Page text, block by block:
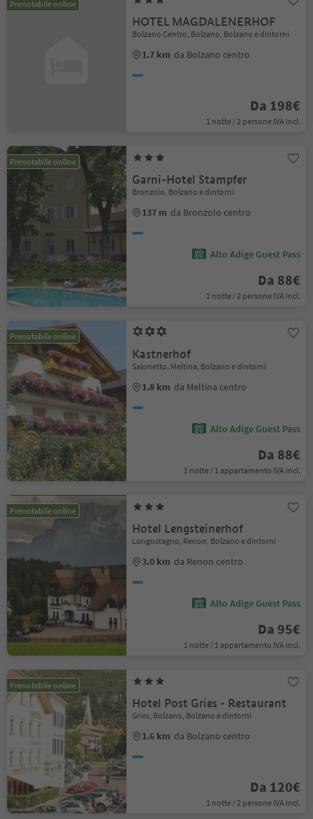
Prenotabile online
HOTEL MAGDALENERHOF
Bolzano Centro, Bolzano, Bolzano e dintorni
1.7 km da Bolzano centro
Da 198€
1 notte / 2 persone IVA incl.
Prenotabile online
Garni-Hotel Stampfer
Bronzolo, Bolzano e dintorni
137 m da Bronzolo centro
Alto Adige Guest Pass
Da 88€
1 notte / 2 persone IVA incl.
Prenotabile online
Kastnerhof
Salonetto, Meltina, Bolzano e dintorni
1.8 km da Meltina centro
Alto Adige Guest Pass
Da 88€
1 notte / 1 appartamento IVA incl.
Prenotabile online
Hotel Lengsteinerhof
Longostagno, Renon, Bolzano e dintorni
3.0 km da Renon centro
Alto Adige Guest Pass
Da 95€
1 notte / 1 appartamento IVA incl.
Prenotabile online
Hotel Post Gries - Restaurant
Gries, Bolzano, Bolzano e dintorni
1.6 km da Bolzano centro
Da 120€
1 notte / 2 persone IVA incl.